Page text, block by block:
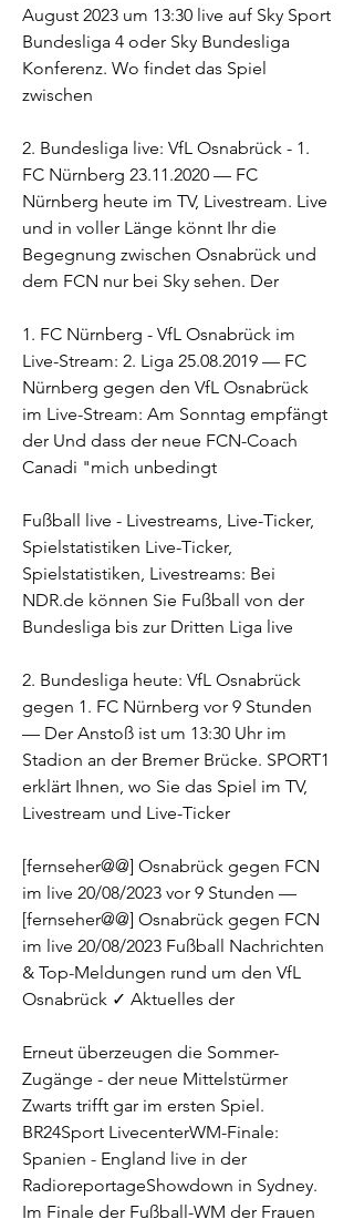
August 2023 um 13:30 live auf Sky Sport
Bundesliga 4 oder Sky Bundesliga
Konferenz. Wo findet das Spiel
zwischen
2. Bundesliga live: VfL Osnabrück - 1.
FC Nürnberg 23.11.2020 — FC
Nürnberg heute im TV, Livestream. Live
und in voller Länge könnt Ihr die
Begegnung zwischen Osnabrück und
dem FCN nur bei Sky sehen. Der
1. FC Nürnberg - VfL Osnabrück im
Live-Stream: 2. Liga 25.08.2019 — FC
Nürnberg gegen den VfL Osnabrück
im Live-Stream: Am Sonntag empfängt
der Und dass der neue FCN-Coach
Canadi "mich unbedingt
Fußball live - Livestreams, Live-Ticker,
Spielstatistiken Live-Ticker,
Spielstatistiken, Livestreams: Bei
NDR.de können Sie Fußball von der
Bundesliga bis zur Dritten Liga live
2. Bundesliga heute: VfL Osnabrück
gegen 1. FC Nürnberg vor 9 Stunden
— Der Anstoß ist um 13:30 Uhr im
Stadion an der Bremer Brücke. SPORT1
erklärt Ihnen, wo Sie das Spiel im TV,
Livestream und Live-Ticker
[fernseher@@] Osnabrück gegen FCN
im live 20/08/2023 vor 9 Stunden —
[fernseher@@] Osnabrück gegen FCN
im live 20/08/2023 Fußball Nachrichten
& Top-Meldungen rund um den VfL
Osnabrück ✓ Aktuelles der
Erneut überzeugen die Sommer-
Zugänge - der neue Mittelstürmer
Zwarts trifft gar im ersten Spiel.
BR24Sport LivecenterWM-Finale:
Spanien - England live in der
RadioreportageShowdown in Sydney.
Im Finale der Fußball-WM der Frauen